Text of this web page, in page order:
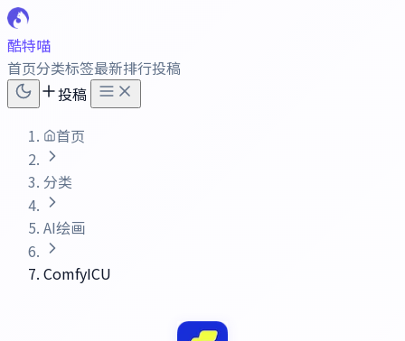
酷特喵
首页分类标签最新排行投稿
投稿
首页
分类
AI绘画
ComfyICU